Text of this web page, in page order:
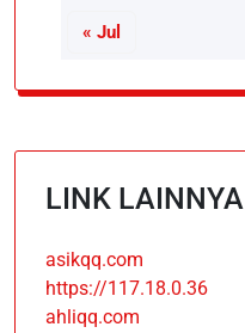
« Jul
LINK LAINNYA
asikqq.com
https://117.18.0.36
ahliqq.com